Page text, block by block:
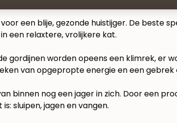
een blije, gezonde huistijger. De beste
een relaxtere, vrolijkere kat.
gordijnen worden opeens een klimrek, er
van opgepropte energie en een gebrek
binnen nog een jager in zich. Door een
sluipen, jagen en vangen.